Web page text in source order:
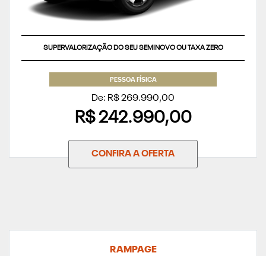
SUPERVALORIZAÇÃO DO SEU SEMINOVO OU TAXA ZERO
PESSOA FÍSICA
De: R$ 269.990,00
R$ 242.990,00
CONFIRA A OFERTA
RAMPAGE